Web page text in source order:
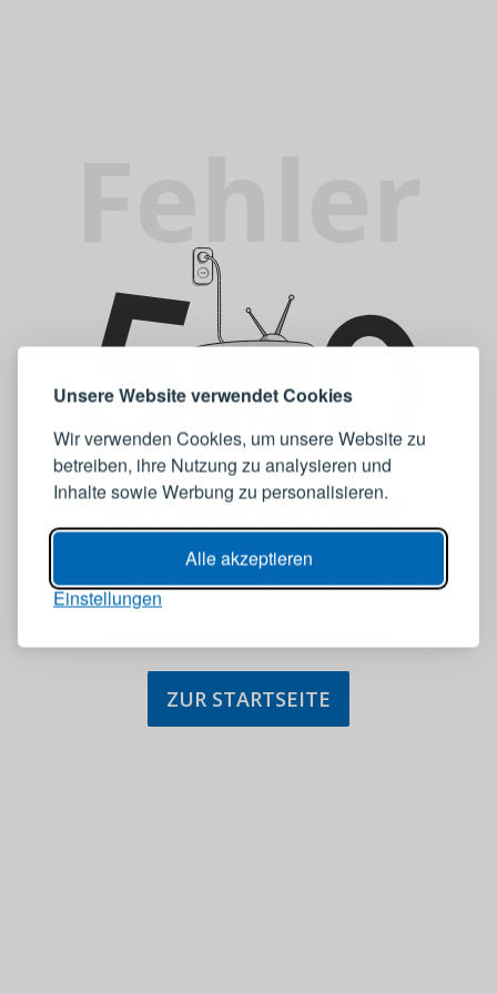
Unsere Website verwendet Cookies
Wir verwenden Cookies, um unsere Website zu
betreiben, ihre Nutzung zu analysieren und
Inhalte sowie Werbung zu personalisieren.
Alle akzeptieren
Einstellungen
Serverfehler
Es sieht so aus, als würde unser Server eine Pause
ZUR STARTSEITE